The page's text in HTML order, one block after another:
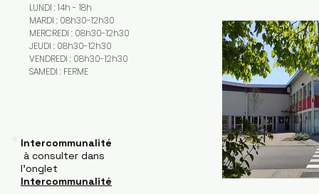
LUNDI : 14h - 18h
MARDI : 08h30-12h30
MERCREDI : 08h30-12h30
JEUDI : 08h30-12h30
VENDREDI : 08h30-12h30
SAMEDI : FERME
Intercommunalité
à consulter dans
l'onglet
Intercommunalité